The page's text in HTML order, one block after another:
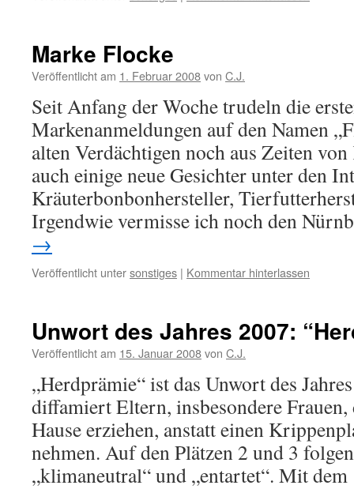
Marke Flocke
Veröffentlicht am 1. Februar 2008von C.J.
Seit Anfang der Woche trudeln die
Markenanmeldungen auf den Namen
alten Verdächtigen noch aus Zeiten
auch einige neue Gesichter unter den
Kräuterbonbonhersteller,
Irgendwie vermisse ich noch den
→
Veröffentlicht untersonstiges | Kommentar hinterlassen
Unwort des Jahres 2007:
Veröffentlicht am 15. Januar 2008von C.J.
„Herdprämie“ ist das Unwort des
diffamiert Eltern, insbesondere
Hause erziehen, anstatt einen
nehmen. Auf den Plätzen 2 und 3
„klimaneutral“ und „entartet“. Mit